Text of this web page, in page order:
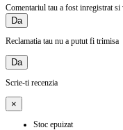
Comentariul tau a fost inregistrat si
Da
Reclamatia tau nu a putut fi trimisa
Da
Scrie-ti recenzia
×
Stoc epuizat